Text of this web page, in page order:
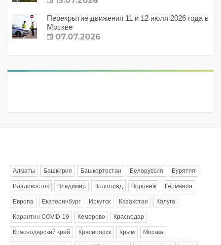
Перекрытие движения 11 и 12 июля 2026 года в
Москве
07.07.2026
Алматы Башкирия Башкортостан Белоруссия Бурятия
Владивосток Владимир Волгоград Воронеж Германия
Европа Екатеринбург Иркутск Казахстан Калуга
Карантин COVID-19 Кемерово Краснодар
Краснодарский край Красноярск Крым Москва